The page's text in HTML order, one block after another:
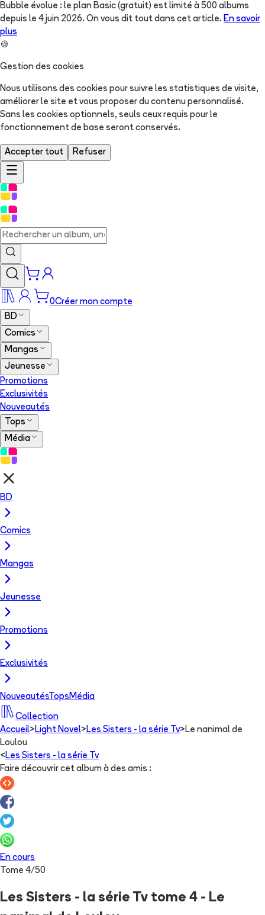
Bubble évolue : le plan Basic (gratuit) est limité à 500 albums
depuis le 4 juin 2026. On vous dit tout dans cet article. En savoir
plus
🍪
Gestion des cookies
Nous utilisons des cookies pour suivre les statistiques de visite,
améliorer le site et vous proposer du contenu personnalisé.
Sans les cookies optionnels, seuls ceux requis pour le
fonctionnement de base seront conservés.
Accepter tout Refuser
0Créer mon compte
BD
Comics
Mangas
Jeunesse
Promotions
Exclusivités
Nouveautés
Tops
Média
BD
Comics
Mangas
Jeunesse
Promotions
Exclusivités
NouveautésTops Média
Collection
Accueil> Light Novel> Les Sisters - la série Tv> Le nanimal de
Loulou
< Les Sisters - la série Tv
Faire découvrir cet album à des amis :
En cours
Tome 4/50
Les Sisters - la série Tv tome 4 - Le